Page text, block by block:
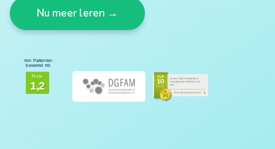
Nu meer leren →
Von Patienten
bewertet mit
Note
1,2